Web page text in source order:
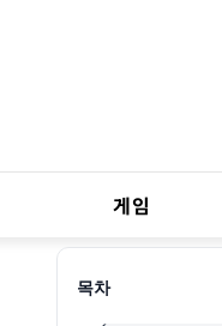
게임
목차